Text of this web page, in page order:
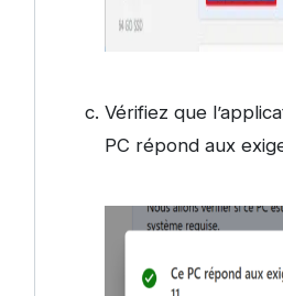
Vérifiez que
PC répond aux